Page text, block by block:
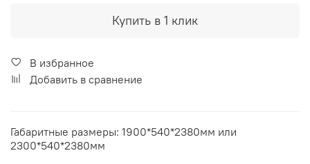
Купить в 1 клик
В избранное
Добавить в сравнение
Габаритные размеры: 1900*540*2380мм или
2300*540*2380мм